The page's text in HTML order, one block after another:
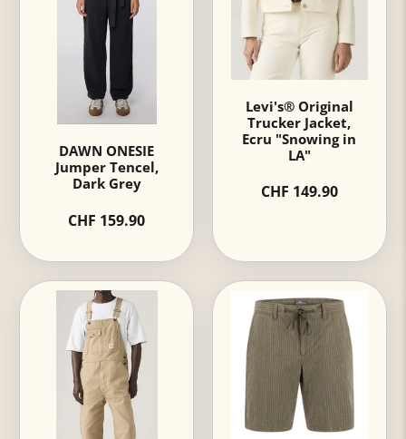
DAWN ONESIE
Jumper Tencel,
Dark Grey
CHF 159.90
Levi's® Original
Trucker Jacket,
Ecru "Snowing in
LA"
CHF 149.90